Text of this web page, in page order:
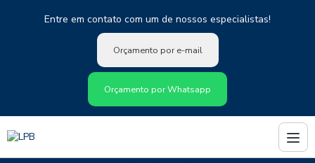
Entre em contato com um de nossos especialistas!
Orçamento por e-mail
Orçamento por Whatsapp